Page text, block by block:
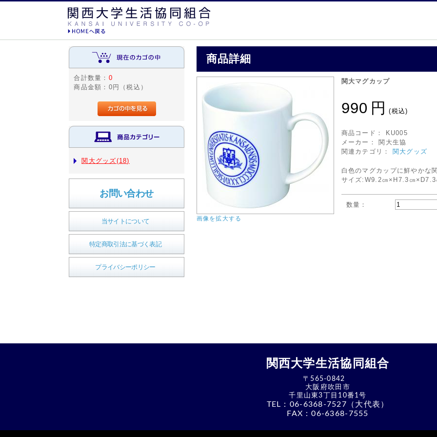
合計数量： 0
商品金額： 0円（税込）
関大グッズ(18)
お問い合わせ
当サイトについて
特定商取引法に基づく表記
プライバシーポリシー
商品詳細
画像を拡大する
関大マグカップ
990 円 (税込)
商品コード：
KU005
メーカー：
関大生協
関連カテゴリ：
関大グッズ
白色のマグカップに鮮やかな
サイズ:W9.2㎝×H7.3㎝×D7.3
数量：
関西大学生活協同組合
〒565-0842
大阪府吹田市
千里山東3丁目10番1号
TEL： 06-6368-7527（大代表）
FAX：06-6368-7555